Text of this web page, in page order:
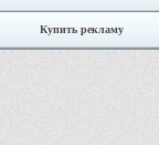
Купить рекламу